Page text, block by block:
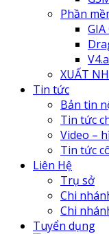
Phần
GIA
XUẤT
Tin tức
Bản tin
Tin tức
Video –
Tin tức
Liên Hệ
Trụ sở
Chi
Chi
Tuyển dụng